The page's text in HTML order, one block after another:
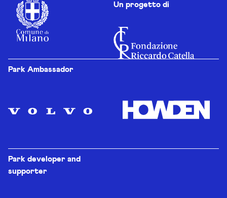
Un progetto di
Park Ambassador
Park developer and
supporter